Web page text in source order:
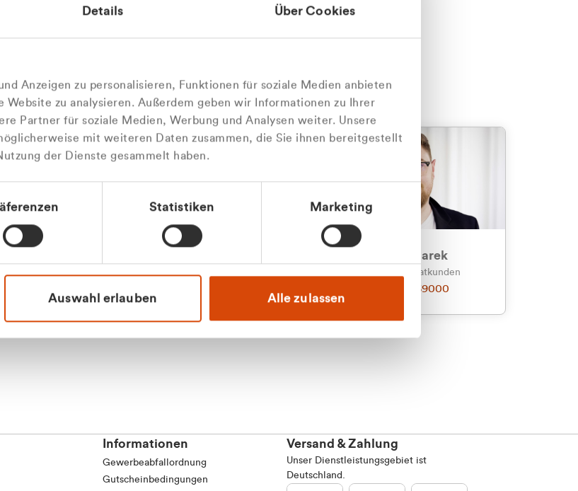
Details Über Cookies
Anzeigen zu personalisieren, Funktionen für soziale Medien anbieten
Website zu analysieren. Außerdem geben wir Informationen zu Ihrer
Partner für soziale Medien, Werbung und Analysen weiter. Unsere
mit weiteren Daten zusammen, die Sie ihnen bereitgestellt
der Dienste gesammelt haben.
Statistiken Marketing
Auswahl erlauben Alle zulassen
Sie?
MwSt.)
MwSt.)
an. Wir entschuldigen uns für eventuelle
Sie uns persönlich
Wir sind gerne für Sie da
Julian Marek
Vertrieb - Privatkunden
0216 237 69000
Informationen
Gewerbeabfallordnung
Gutscheinbedingungen
Versand & Zahlung
Unser Dienstleistungsgebiet ist
Deutschland.